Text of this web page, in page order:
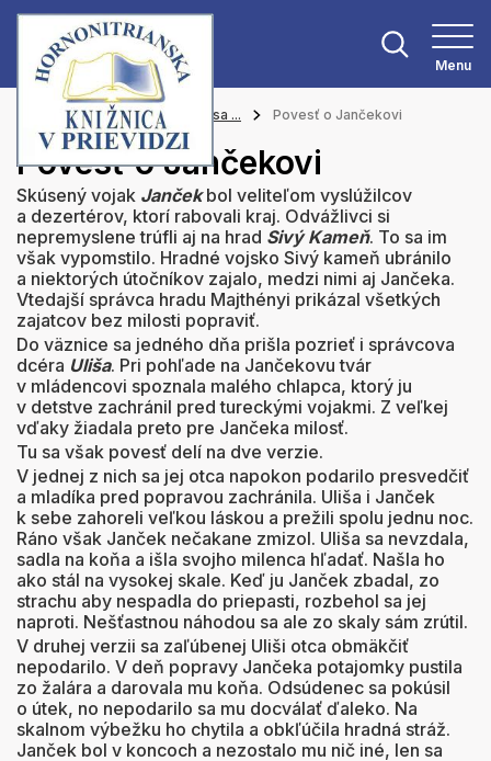
Menu
Hlavná stránka Zoznámte sa ... Povesť o Jančekovi
Povesť o Jančekovi
Skúsený vojak Janček bol veliteľom vyslúžilcov
a dezertérov, ktorí rabovali kraj. Odvážlivci si
nepremyslene trúfli aj na hrad Sivý Kameň. To sa im
však vypomstilo. Hradné vojsko Sivý kameň ubránilo
a niektorých útočníkov zajalo, medzi nimi aj Jančeka.
Vtedajší správca hradu Majthényi prikázal všetkých
zajatcov bez milosti popraviť.
Do väznice sa jedného dňa prišla pozrieť i správcova
dcéra Uliša. Pri pohľade na Jančekovu tvár
v mládencovi spoznala malého chlapca, ktorý ju
v detstve zachránil pred tureckými vojakmi. Z veľkej
vďaky žiadala preto pre Jančeka milosť.
Tu sa však povesť delí na dve verzie.
V jednej z nich sa jej otca napokon podarilo presvedčiť
a mladíka pred popravou zachránila. Uliša i Janček
k sebe zahoreli veľkou láskou a prežili spolu jednu noc.
Ráno však Janček nečakane zmizol. Uliša sa nevzdala,
sadla na koňa a išla svojho milenca hľadať. Našla ho
ako stál na vysokej skale. Keď ju Janček zbadal, zo
strachu aby nespadla do priepasti, rozbehol sa jej
naproti. Nešťastnou náhodou sa ale zo skaly sám zrútil.
V druhej verzii sa zaľúbenej Uliši otca obmäkčiť
nepodarilo. V deň popravy Jančeka potajomky pustila
zo žalára a darovala mu koňa. Odsúdenec sa pokúsil
o útek, no nepodarilo sa mu docválať ďaleko. Na
skalnom výbežku ho chytila a obkľúčila hradná stráž.
Janček bol v koncoch a nezostalo mu nič iné, len sa